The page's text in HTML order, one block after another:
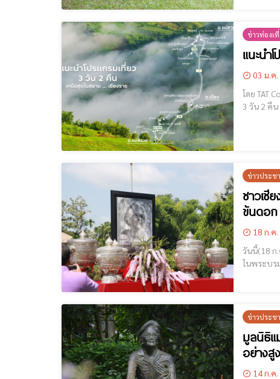
ข่าวท่องเ
แนะนำ
03 ม.ค
โดย TAT Contact Center เพื่อนร่วม
3 วัน 2 คืน เชียงราย [cmruncode name="GoogleADS"] เชียงราย ... จัง
ข่าวประช
ชาวเชี
ขันดอก
18 ก.ค
วันนี้(18 ก
ในพระบร
ข่าวประช
มูลนิธิแ
อย่างสู
14 ก.ค